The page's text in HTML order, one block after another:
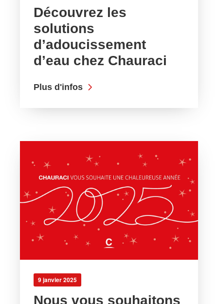
Découvrez les
solutions
d’adoucissement
d’eau chez Chauraci
Plus d'infos
9 janvier 2025
Nous vous souhaitons